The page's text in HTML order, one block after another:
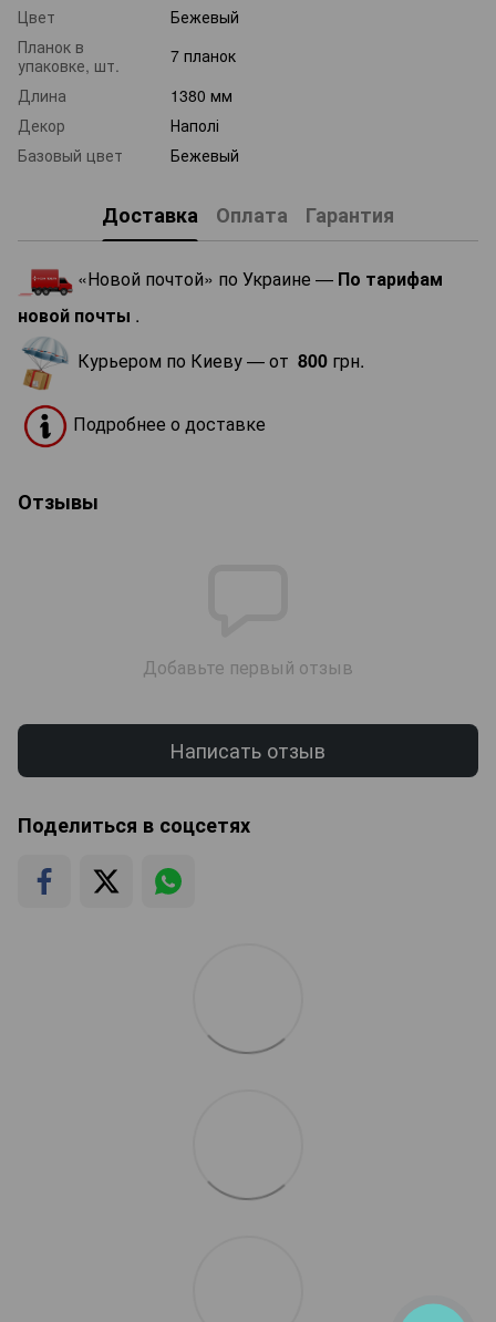
Цвет
Бежевый
Планок в
упаковке, шт.
7 планок
Длина
1380 мм
Декор
Наполі
Базовый цвет
Бежевый
Доставка Оплата Гарантия
«Новой почтой» по Украине — По тарифам
новой почты .
Курьером по Киеву — от 800 грн.
Подробнее о доставке
Отзывы
Добавьте первый отзыв
Написать отзыв
Поделиться в соцсетях